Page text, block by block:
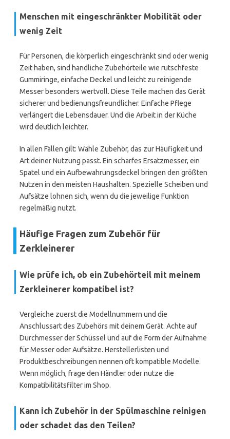
Menschen mit eingeschränkter Mobilität oder
wenig Zeit
Für Personen, die körperlich eingeschränkt sind oder wenig
Zeit haben, sind handliche Zubehörteile wie rutschfeste
Gummiringe, einfache Deckel und leicht zu reinigende
Messer besonders wertvoll. Diese Teile machen das Gerät
sicherer und bedienungsfreundlicher. Einfache Pflege
verlängert die Lebensdauer. Und die Arbeit in der Küche
wird deutlich leichter.
In allen Fällen gilt: Wähle Zubehör, das zur Häufigkeit und
Art deiner Nutzung passt. Ein scharfes Ersatzmesser, ein
Spatel und ein Aufbewahrungsdeckel bringen den größten
Nutzen in den meisten Haushalten. Spezielle Scheiben und
Aufsätze lohnen sich, wenn du die jeweilige Funktion
regelmäßig nutzt.
Häufige Fragen zum Zubehör für
Zerkleinerer
Wie prüfe ich, ob ein Zubehörteil mit meinem
Zerkleinerer kompatibel ist?
Vergleiche zuerst die Modellnummern und die
Anschlussart des Zubehörs mit deinem Gerät. Achte auf
Durchmesser der Schüssel und auf die Form der Aufnahme
für Messer oder Aufsätze. Herstellerlisten und
Produktbeschreibungen nennen oft kompatible Modelle.
Wenn möglich, frage den Händler oder nutze die
Kompatibilitätsfilter im Shop.
Kann ich Zubehör in der Spülmaschine reinigen
oder schadet das den Teilen?